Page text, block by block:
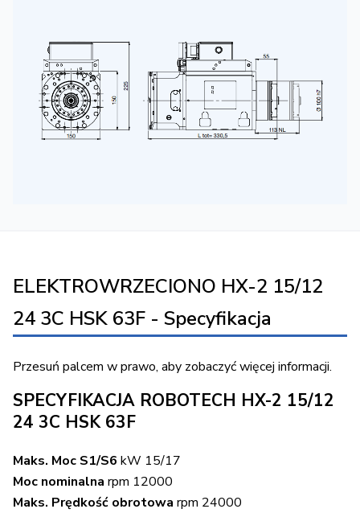
ELEKTROWRZECIONO HX-2 15/12
24 3C HSK 63F - Specyfikacja
Przesuń palcem w prawo, aby zobaczyć więcej informacji.
SPECYFIKACJA ROBOTECH HX-2 15/12
24 3C HSK 63F
Maks. Moc S1/S6 kW 15/17
Moc nominalna rpm 12000
Maks. Prędkość obrotowa rpm 24000